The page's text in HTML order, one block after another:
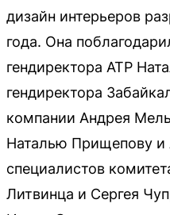
дизайн интерьеров
года. Она
гендиректора АТР
гендиректора
компании Андрея
Наталью Прищепову и
специалистов
Литвинца и Сергея